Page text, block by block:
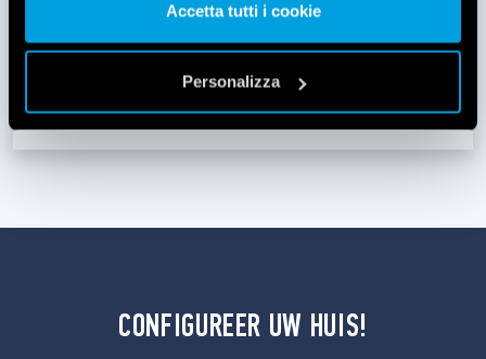
Vai alla Cookie Policy completa
Accetta tutti i cookie
Personalizza
Gateway YESLY Type 1Y.GU | Unboxing and
CONFIGUREER UW HUIS!